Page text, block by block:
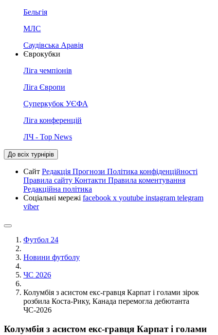
Бельгія
МЛС
Саудівська Аравія
Єврокубки
Ліга чемпіонів
Ліга Європи
Суперкубок УЄФА
Ліга конференцій
ЛЧ - Top News
До всіх турнірів
Сайт Редакція Прогнози Політика конфіденційності
Правила сайту Контакти Правила коментування
Редакційна політика
Соціальні мережі facebook x youtube instagram telegram
viber
Футбол 24
Новини футболу
ЧС 2026
Колумбія з асистом екс-гравця Карпат і голами зірок
розбила Коста-Рику, Канада перемогла дебютанта
ЧС-2026
Колумбія з асистом екс-гравця Карпат і голами